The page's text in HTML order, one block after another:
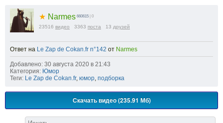
★ Narmes 660615 | 0
23516 видео 3363 поста 13 друзей
Ответ на Le Zap de Cokan.fr n°142 от Narmes
Добавлено: 30 августа 2020 в 21:43
Категория: Юмор
Теги: Le Zap de Cokan.fr, юмор, подборка
Скачать видео (235.91 Мб)